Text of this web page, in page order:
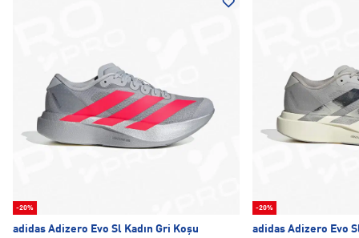
-20%
adidas Adizero Evo Sl Kadın Gri Koşu
-20%
adidas Adizero Evo